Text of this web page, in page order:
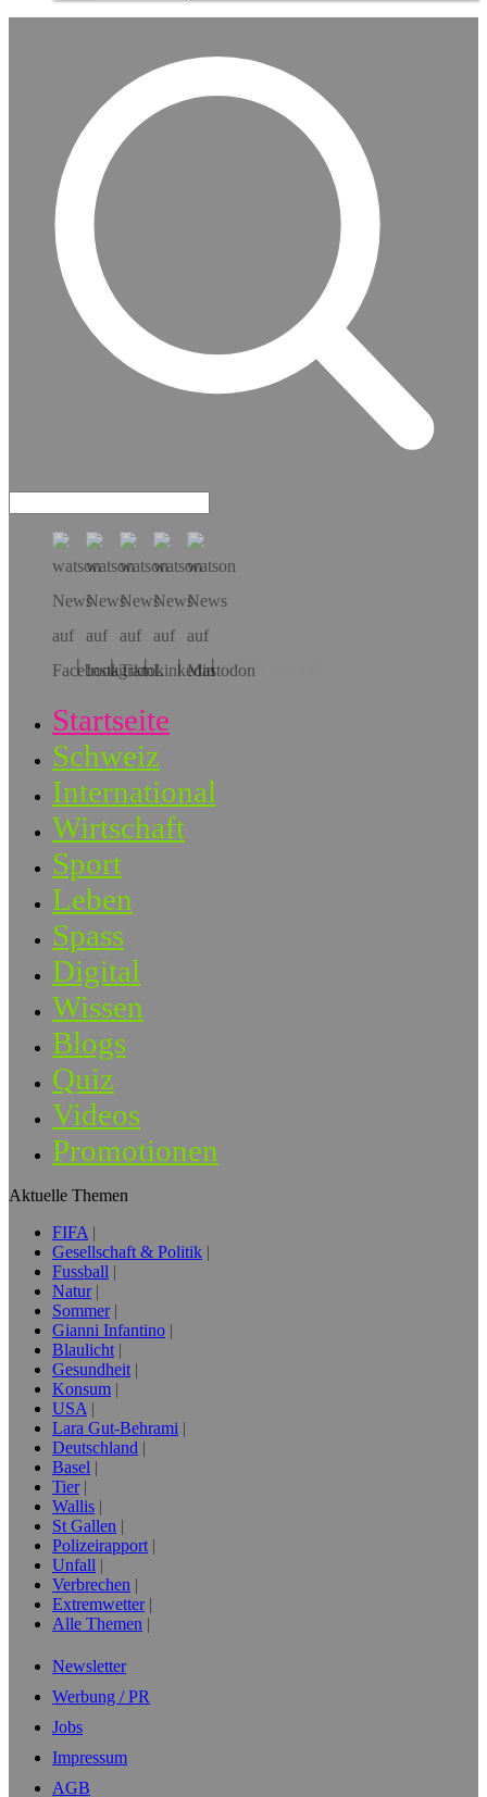
Hol dir die App!
Startseite
Schweiz
International
Wirtschaft
Sport
Leben
Spass
Digital
Wissen
Blogs
Quiz
Videos
Promotionen
Aktuelle Themen
FIFA
Gesellschaft & Politik
Fussball
Natur
Sommer
Gianni Infantino
Blaulicht
Gesundheit
Konsum
USA
Lara Gut-Behrami
Deutschland
Basel
Tier
Wallis
St Gallen
Polizeirapport
Unfall
Verbrechen
Extremwetter
Alle Themen
Newsletter
Werbung / PR
Jobs
Impressum
AGB